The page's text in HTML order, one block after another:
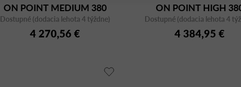
ON POINT MEDIUM 380
Dostupné (dodacia lehota 4 týždne)
4 270,56 €
ON POINT HIGH
Dostupné (dodacia lehota 4
4 384,95 €